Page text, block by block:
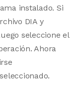
instalado. Si
DIA y
seleccione el
Ahora